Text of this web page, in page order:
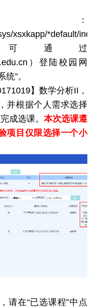
：
xsxkapp/*default/
通过
）登陆校园网
”。
】数学分析II，
并根据个人需求选择
成选课。 本次选课遵
项目仅限选择一个小
请在“已选课程”中点